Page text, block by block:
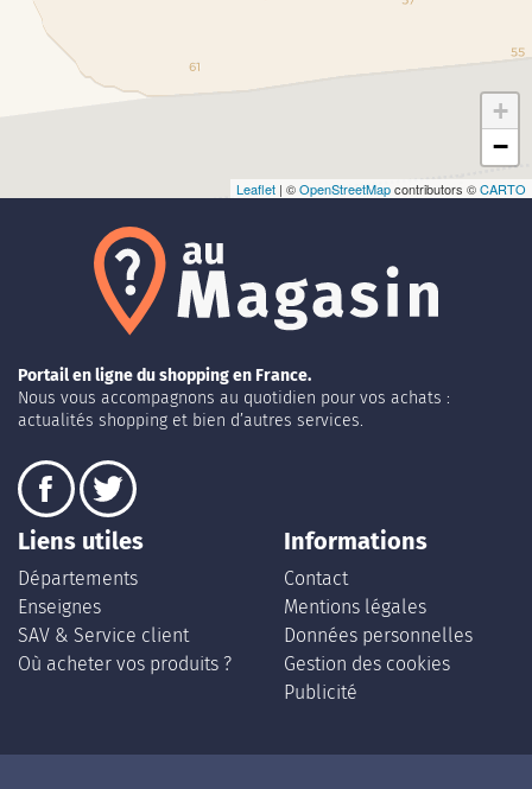
+
−
Leaflet | ©OpenStreetMapcontributors ©CARTO
Portail en ligne du shopping en France.
Nous vous accompagnons au quotidien pour vos achats :
actualités shopping et bien d’autres services.
Liens utiles
Départements
Enseignes
SAV & Service client
Où acheter vos produits ?
Informations
Contact
Mentions légales
Données personnelles
Gestion des cookies
Publicité